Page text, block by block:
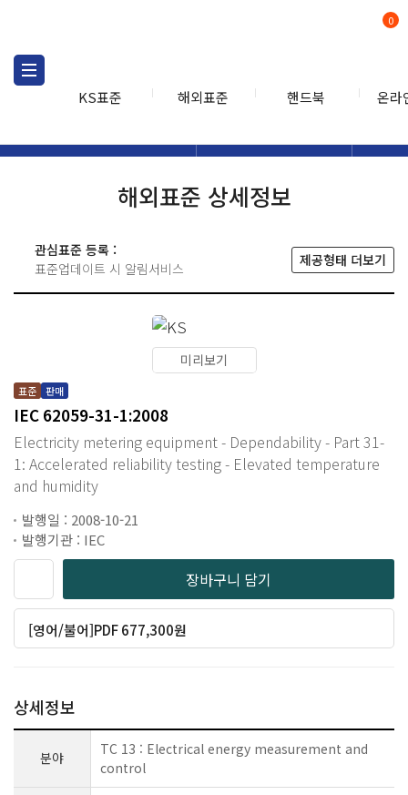
KS표준 해외표준 핸드북 온라
0
해외표준 상세정보
관심표준 등록 :
표준업데이트 시 알림서비스
제공형태 더보기
미리보기
표준 판매
IEC 62059-31-1:2008
Electricity metering equipment - Dependability - Part 31-
1: Accelerated reliability testing - Elevated temperature
and humidity
발행일 : 2008-10-21
발행기관 : IEC
장바구니 담기
[영어/불어]PDF 677,300원
상세정보
분야
TC 13 : Electrical energy measurement and
control